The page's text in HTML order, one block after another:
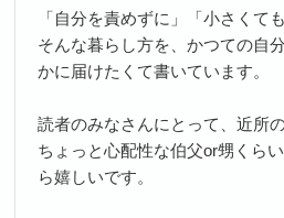
「自分を責めずに」「小さく
そんな暮らし方を、かつての自
かに届けたくて書いています。
読者のみなさんにとって、近所
ちょっと心配性な伯父or甥くら
ら嬉しいです。